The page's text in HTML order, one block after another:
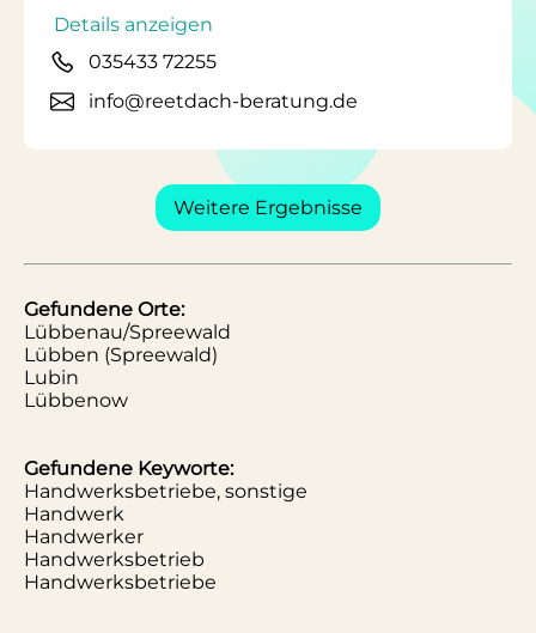
Details anzeigen
035433 72255
info@reetdach-beratung.de
Weitere Ergebnisse
Gefundene Orte:
Lübbenau/Spreewald
Lübben (Spreewald)
Lubin
Lübbenow
Gefundene Keyworte:
Handwerksbetriebe, sonstige
Handwerk
Handwerker
Handwerksbetrieb
Handwerksbetriebe